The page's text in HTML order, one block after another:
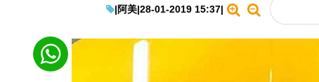
|阿美|28-01-2019 15:37|